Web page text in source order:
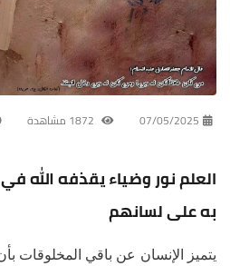
07/05/2025
العلم نور وضياء يقذفه الله
به على لسانهم
يتميز الإنسان عن باقي المخلوقات